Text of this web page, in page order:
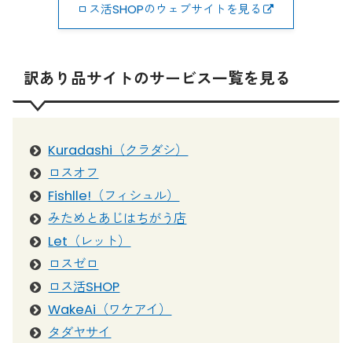
ロス活SHOPのウェブサイトを見る
訳あり品サイトのサービス一覧を見る
Kuradashi（クラダシ）
ロスオフ
Fishlle!（フィシュル）
みためとあじはちがう店
Let（レット）
ロスゼロ
ロス活SHOP
WakeAi（ワケアイ）
タダヤサイ